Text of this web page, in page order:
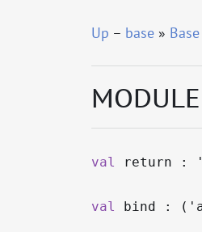
Up – base» Base
MODULE
val return :
val bind : (